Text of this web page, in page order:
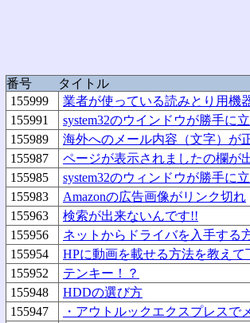
番号
タイトル
155999
業者が使っている読みとり用機
155991
system32のウインドウが勝手に
155989
海外へのメール内容（文字）が
155987
ページが表示されましたの欄が
155985
system32のウィンドウが勝手に
155983
Amazonの広告画像がリンク切れ
155963
検索が出来ないんです!!
155956
ネットからドライバを入手する
155954
HPに動画を載せる方法を教えて
155952
テンキー！？
155948
HDDの選び方
155947
・アウトルックエクスプレスで